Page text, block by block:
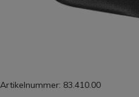
Artikelnummer: 83.410.00